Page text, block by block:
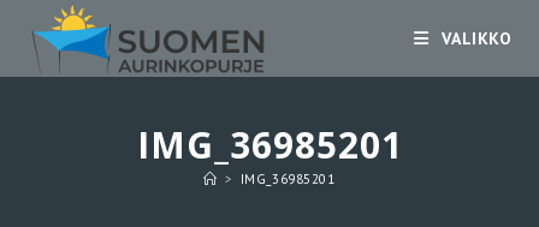
suoraan
sisältöön
VALIKKO
IMG_36985201
> IMG_36985201